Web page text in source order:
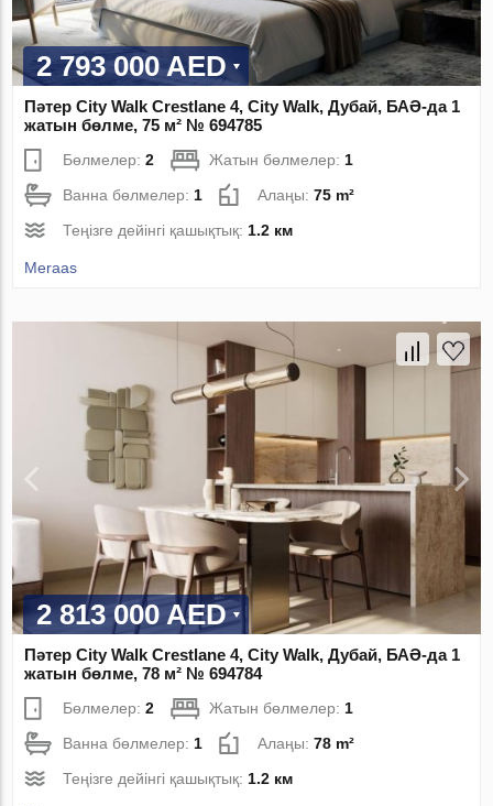
2 793 000 AED
Пәтер City Walk Crestlane 4, City Walk, Дубай, БАӘ-да 1
жатын бөлме, 75 м² № 694785
Бөлмелер:2 Жатын бөлмелер:1
Ванна бөлмелер:1 Алаңы:75 m²
Теңізге дейінгі қашықтық:1.2 км
Meraas
2 813 000 AED
Пәтер City Walk Crestlane 4, City Walk, Дубай, БАӘ-да 1
жатын бөлме, 78 м² № 694784
Бөлмелер:2 Жатын бөлмелер: 1
Ванна бөлмелер: 1 Алаңы:78 m²
Теңізге дейінгі қашықтық: 1.2 км